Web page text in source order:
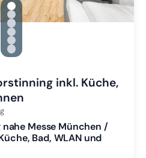
gallery.slide_selector
Zu Slide 1 wechseln
Zu Slide 2 wechseln
Zu Slide 3 wechseln
Zu Slide 4 wechseln
Zu Slide 5 wechseln
Zu Slide 6 wechseln
inkl. Küche,
Messe München /
Bad, WLAN und